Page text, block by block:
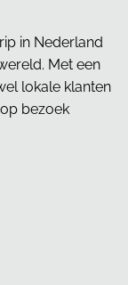
in Nederland
Met een
lokale klanten
bezoek